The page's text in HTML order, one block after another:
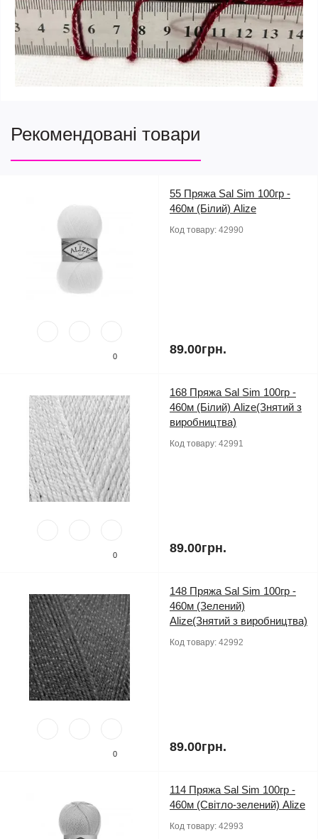
Рекомендовані товари
0
55 Пряжа Sal Sim 100гр -
460м (Білий) Alize
Код товару: 42990
89.00грн.
0
168 Пряжа Sal Sim 100гр -
460м (Білий) Alize(Знятий з
виробництва)
Код товару: 42991
89.00грн.
0
148 Пряжа Sal Sim 100гр -
460м (Зелений)
Alize(Знятий з виробництва)
Код товару: 42992
89.00грн.
114 Пряжа Sal Sim 100гр -
460м (Світло-зелений) Alize
Код товару: 42993